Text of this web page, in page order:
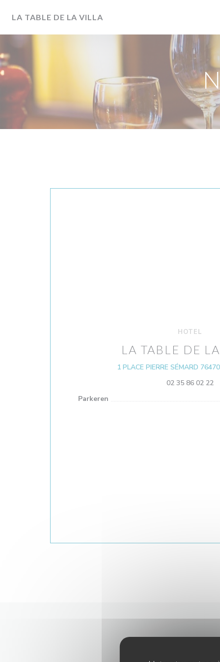
LA TABLE DE LA VILLA
HOTEL
LA TABLE DE
1 PLACE PIERRE SÉMARD
02 35 86 02 22
Parkeren